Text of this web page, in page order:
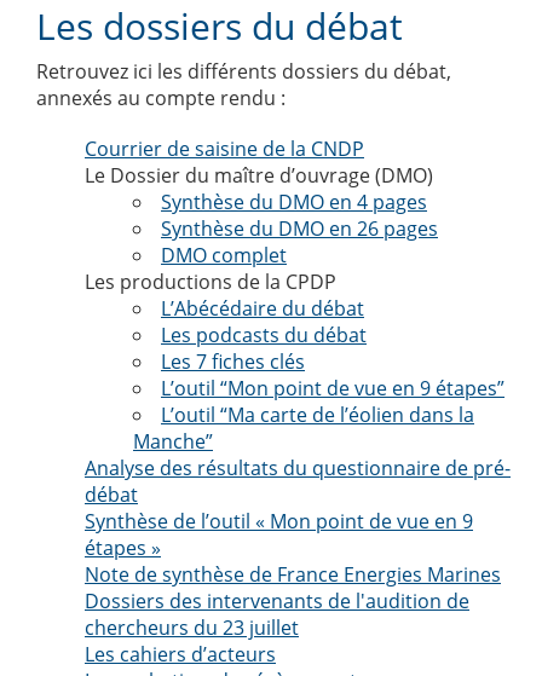
Les dossiers du débat
Retrouvez ici les différents dossiers du débat,
annexés au compte rendu :
Courrier de saisine de la CNDP
Le Dossier du maître d’ouvrage (DMO)
Synthèse du DMO en 4 pages
Synthèse du DMO en 26 pages
DMO complet
Les productions de la CPDP
L’Abécédaire du débat
Les podcasts du débat
Les 7 fiches clés
L’outil “Mon point de vue en 9 étapes”
L’outil “Ma carte de l’éolien dans la
Manche”
Analyse des résultats du questionnaire de pré-
débat
Synthèse de l’outil « Mon point de vue en 9
étapes »
Note de synthèse de France Energies Marines
Dossiers des intervenants de l'audition de
chercheurs du 23 juillet
Les cahiers d’acteurs